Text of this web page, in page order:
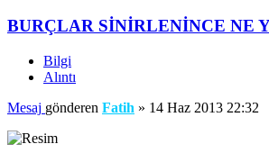
BURÇLAR SİNİRLENİNCE NE
Bilgi
Alıntı
Mesaj gönderen Fatih » 14 Haz 2013 22:32